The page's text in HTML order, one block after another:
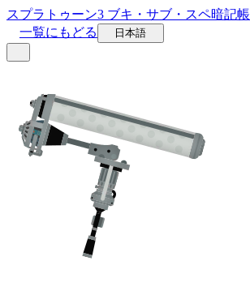
スプラトゥーン3 ブキ・サブ・スペ暗記帳
一覧にもどる
日本語